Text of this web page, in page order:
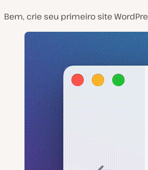
Bem, crie seu primeiro site